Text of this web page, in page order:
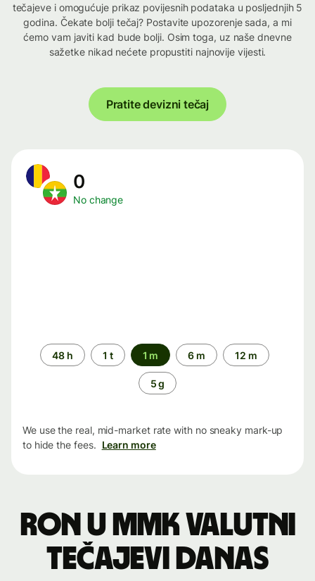
tečajeve i omogućuje prikaz povijesnih podataka u posljednjih 5
godina. Čekate bolji tečaj? Postavite upozorenje sada, a mi
ćemo vam javiti kad bude bolji. Osim toga, uz naše dnevne
sažetke nikad nećete propustiti najnovije vijesti.
Pratite devizni tečaj
0
No change
Time
period
48 h 1 t 1 m 6 m 12 m
5 g
We use the real, mid-market rate with no sneaky mark-up
to hide the fees. Learn more
RON u MMK valutni
tečajevi danas